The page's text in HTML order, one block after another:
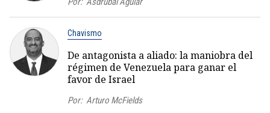
Chavismo
De antagonista a aliado: la maniobra del
régimen de Venezuela para ganar el
favor de Israel
Por: Arturo McFields